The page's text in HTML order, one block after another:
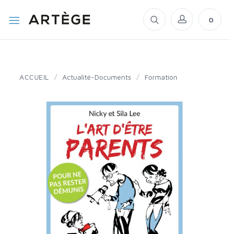
0
ACCUEIL / Actualité-Documents / Formation